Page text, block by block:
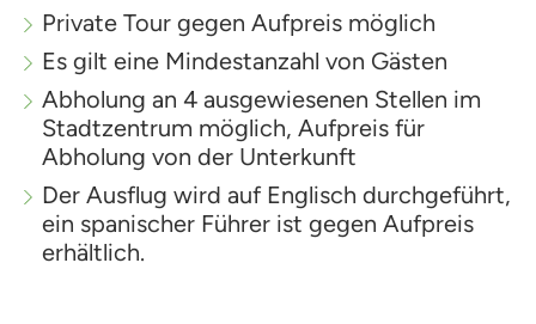
Private Tour gegen Aufpreis möglich
Es gilt eine Mindestanzahl von Gästen
Abholung an 4 ausgewiesenen Stellen im
Stadtzentrum möglich, Aufpreis für
Abholung von der Unterkunft
Der Ausflug wird auf Englisch durchgeführt,
ein spanischer Führer ist gegen Aufpreis
erhältlich.